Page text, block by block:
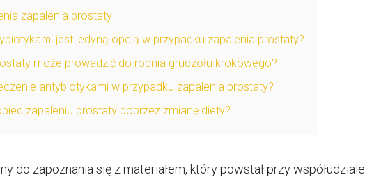
zapalenia prostaty
jest jedyną opcją w przypadku zapalenia prostaty?
może prowadzić do ropnia gruczołu krokowego?
antybiotykami w przypadku zapalenia prostaty?
zapaleniu prostaty poprzez zmianę diety?
do zapoznania się z materiałem, który powstał przy współudziale